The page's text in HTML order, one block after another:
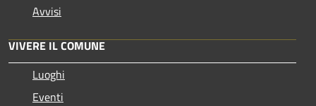
Avvisi
VIVERE IL COMUNE
Luoghi
Eventi